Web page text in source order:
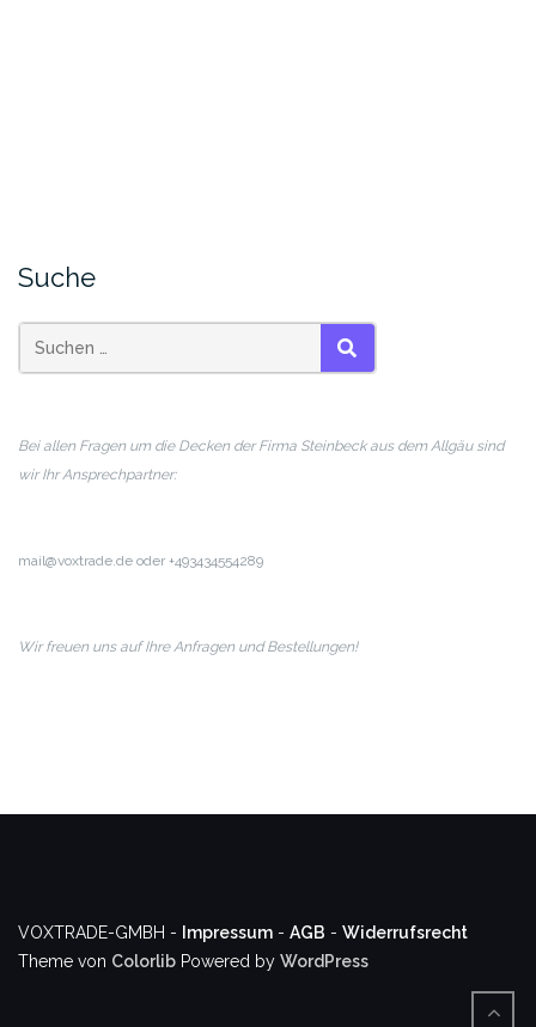
Suche
SUCHEN
Bei allen Fragen um die Decken der Firma Steinbeck aus dem Allgäu sind
wir Ihr Ansprechpartner:
mail@voxtrade.de oder +493434554289
Wir freuen uns auf Ihre Anfragen und Bestellungen!
VOXTRADE-GMBH - Impressum - AGB - Widerrufsrecht
Theme von Colorlib Powered by WordPress